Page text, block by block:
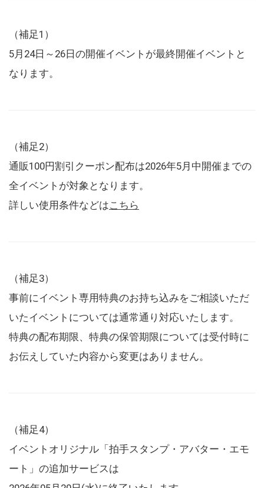
（補足1）
5月24日～26日の開催イベントが最終開催イベントと
なります。
（補足2）
通販100円割引クーポン配布は2026年5月中開催までの
全イベントが対象となります。
詳しい使用条件などはこちら
（補足3）
事前にイベント専用特典のお持ち込みをご相談いただ
いたイベントについては通常通り対応いたします。
特典の配布期限、特典の保管期限については受付時に
お伝えしていた内容から変更はありません。
（補足4）
イベントオリジナル「拍手スタンプ・アバター・エモ
ート」の追加サービスは